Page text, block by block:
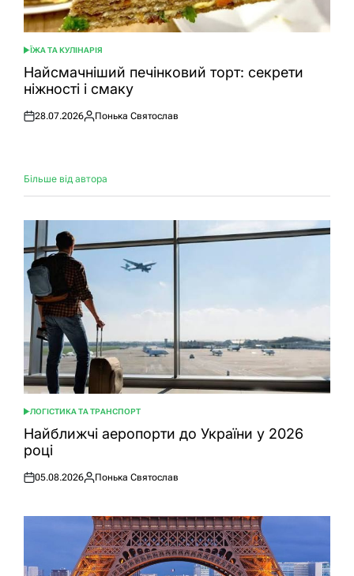
ОПУБЛІКУВАТИ
У
ЇЖА ТА КУЛІНАРІЯ
Найсмачніший печінковий торт: секрети
ніжності і смаку
Оприлюднено
28.07.2026
Опубліковано
Понька Святослав
Більше від автора
ОПУБЛІКУВАТИ
У
ЛОГІСТИКА ТА ТРАНСПОРТ
Найближчі аеропорти до України у 2026
році
Оприлюднено
05.08.2026
Опубліковано
Понька Святослав